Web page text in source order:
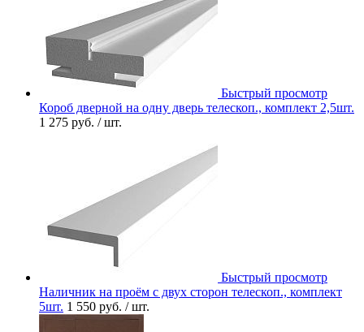
Быстрый просмотр
Короб дверной на одну дверь телескоп., комплект 2,5шт.
1 275 руб. / шт.
Быстрый просмотр
Наличник на проём с двух сторон телескоп., комплект
5шт. 1 550 руб. / шт.